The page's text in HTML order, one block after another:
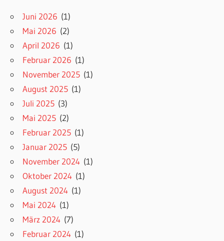
Juni 2026 (1)
Mai 2026 (2)
April 2026 (1)
Februar 2026 (1)
November 2025 (1)
August 2025 (1)
Juli 2025 (3)
Mai 2025 (2)
Februar 2025 (1)
Januar 2025 (5)
November 2024 (1)
Oktober 2024 (1)
August 2024 (1)
Mai 2024 (1)
März 2024 (7)
Februar 2024 (1)